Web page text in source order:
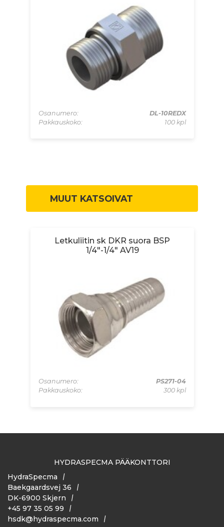
Osanumero:
DL-10REDX
Pakkauskoko:
100 kpl
MUUT KATSOIVAT
Letkuliitin sk DKR suora BSP
1/4"-1/4" AV19
Osanumero:
PS271-04
Pakkauskoko:
300 kpl
HYDRASPECMA PÄÄKONTTORI
HydraSpecma
Baekgaardsvej 36
DK-6900 Skjern
+45 97 35 05 99
hsdk@hydraspecma.com